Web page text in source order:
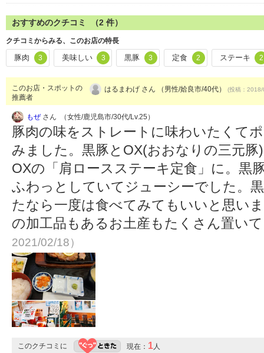
おすすめのクチコミ （2 件）
クチコミからみる、このお店の特長
豚肉 3 美味しい 3 黒豚 3 定食 2 ステーキ 2
このお店・スポットの
推薦者
はるまわげ さん （男性/姶良市/40代） (投稿：
もぜさん （女性/鹿児島市/30代/Lv.25）
豚肉の味をストレートに味わいたくて
みました。黒豚とOX(おおなりの三元
OXの「肩ロースステーキ定食」に。黒
ふわっとしていてジューシーでした。
たなら一度は食べてみてもいいと思い
の加工品もあるお土産もたくさん置い
2021/02/18）
このクチコミに 現在： 1 人